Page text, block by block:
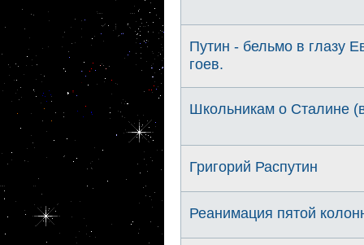
Путин - бельмо в глазу
гоев.
Школьникам о Сталине
Григорий Распутин
Реанимация пятой